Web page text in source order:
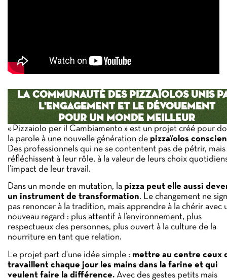
LA COMMUNAUTÉ DES PIZZAÏOLOS UNIS
L'ENGAGEMENT ET LE DÉVOUEMENT
POUR UN MONDE MEILLEUR
« Pizzaiolo per il Cambiamento » est un projet créé pour
la parole à une nouvelle génération de pizzaïolos
Des professionnels qui ne se contentent pas de pétrir,
réfléchissent à leur rôle, à la valeur de leurs choix
l’impact de leur travail.
Dans un monde en mutation, la pizza peut elle aussi
un instrument de transformation. Le changement ne
pas renoncer à la tradition, mais apprendre à la chérir avec
nouveau regard : plus attentif à l’environnement, plus
respectueux des personnes, plus ouvert à la culture de la
nourriture en tant que relation.
Le projet part d’une idée simple : mettre au centre ceux
travaillent chaque jour les mains dans la farine et qui
veulent faire la différence. Avec des gestes petits mais